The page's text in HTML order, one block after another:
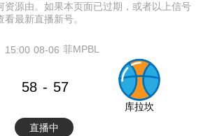
资源由。如果本页面已过期，或者以上信号
最新直播新号。
08-06
15:00 菲MPBL
58 - 57
库拉坎
直播中